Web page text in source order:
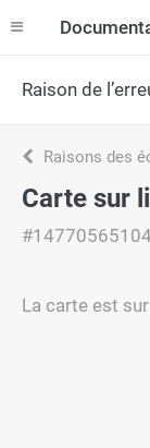
Raison de
Raisons des
Carte sur
La carte est